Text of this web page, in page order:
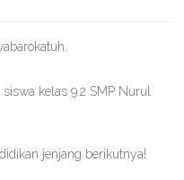
kelas 9.2 SMP Nurul
jenjang berikutnya!